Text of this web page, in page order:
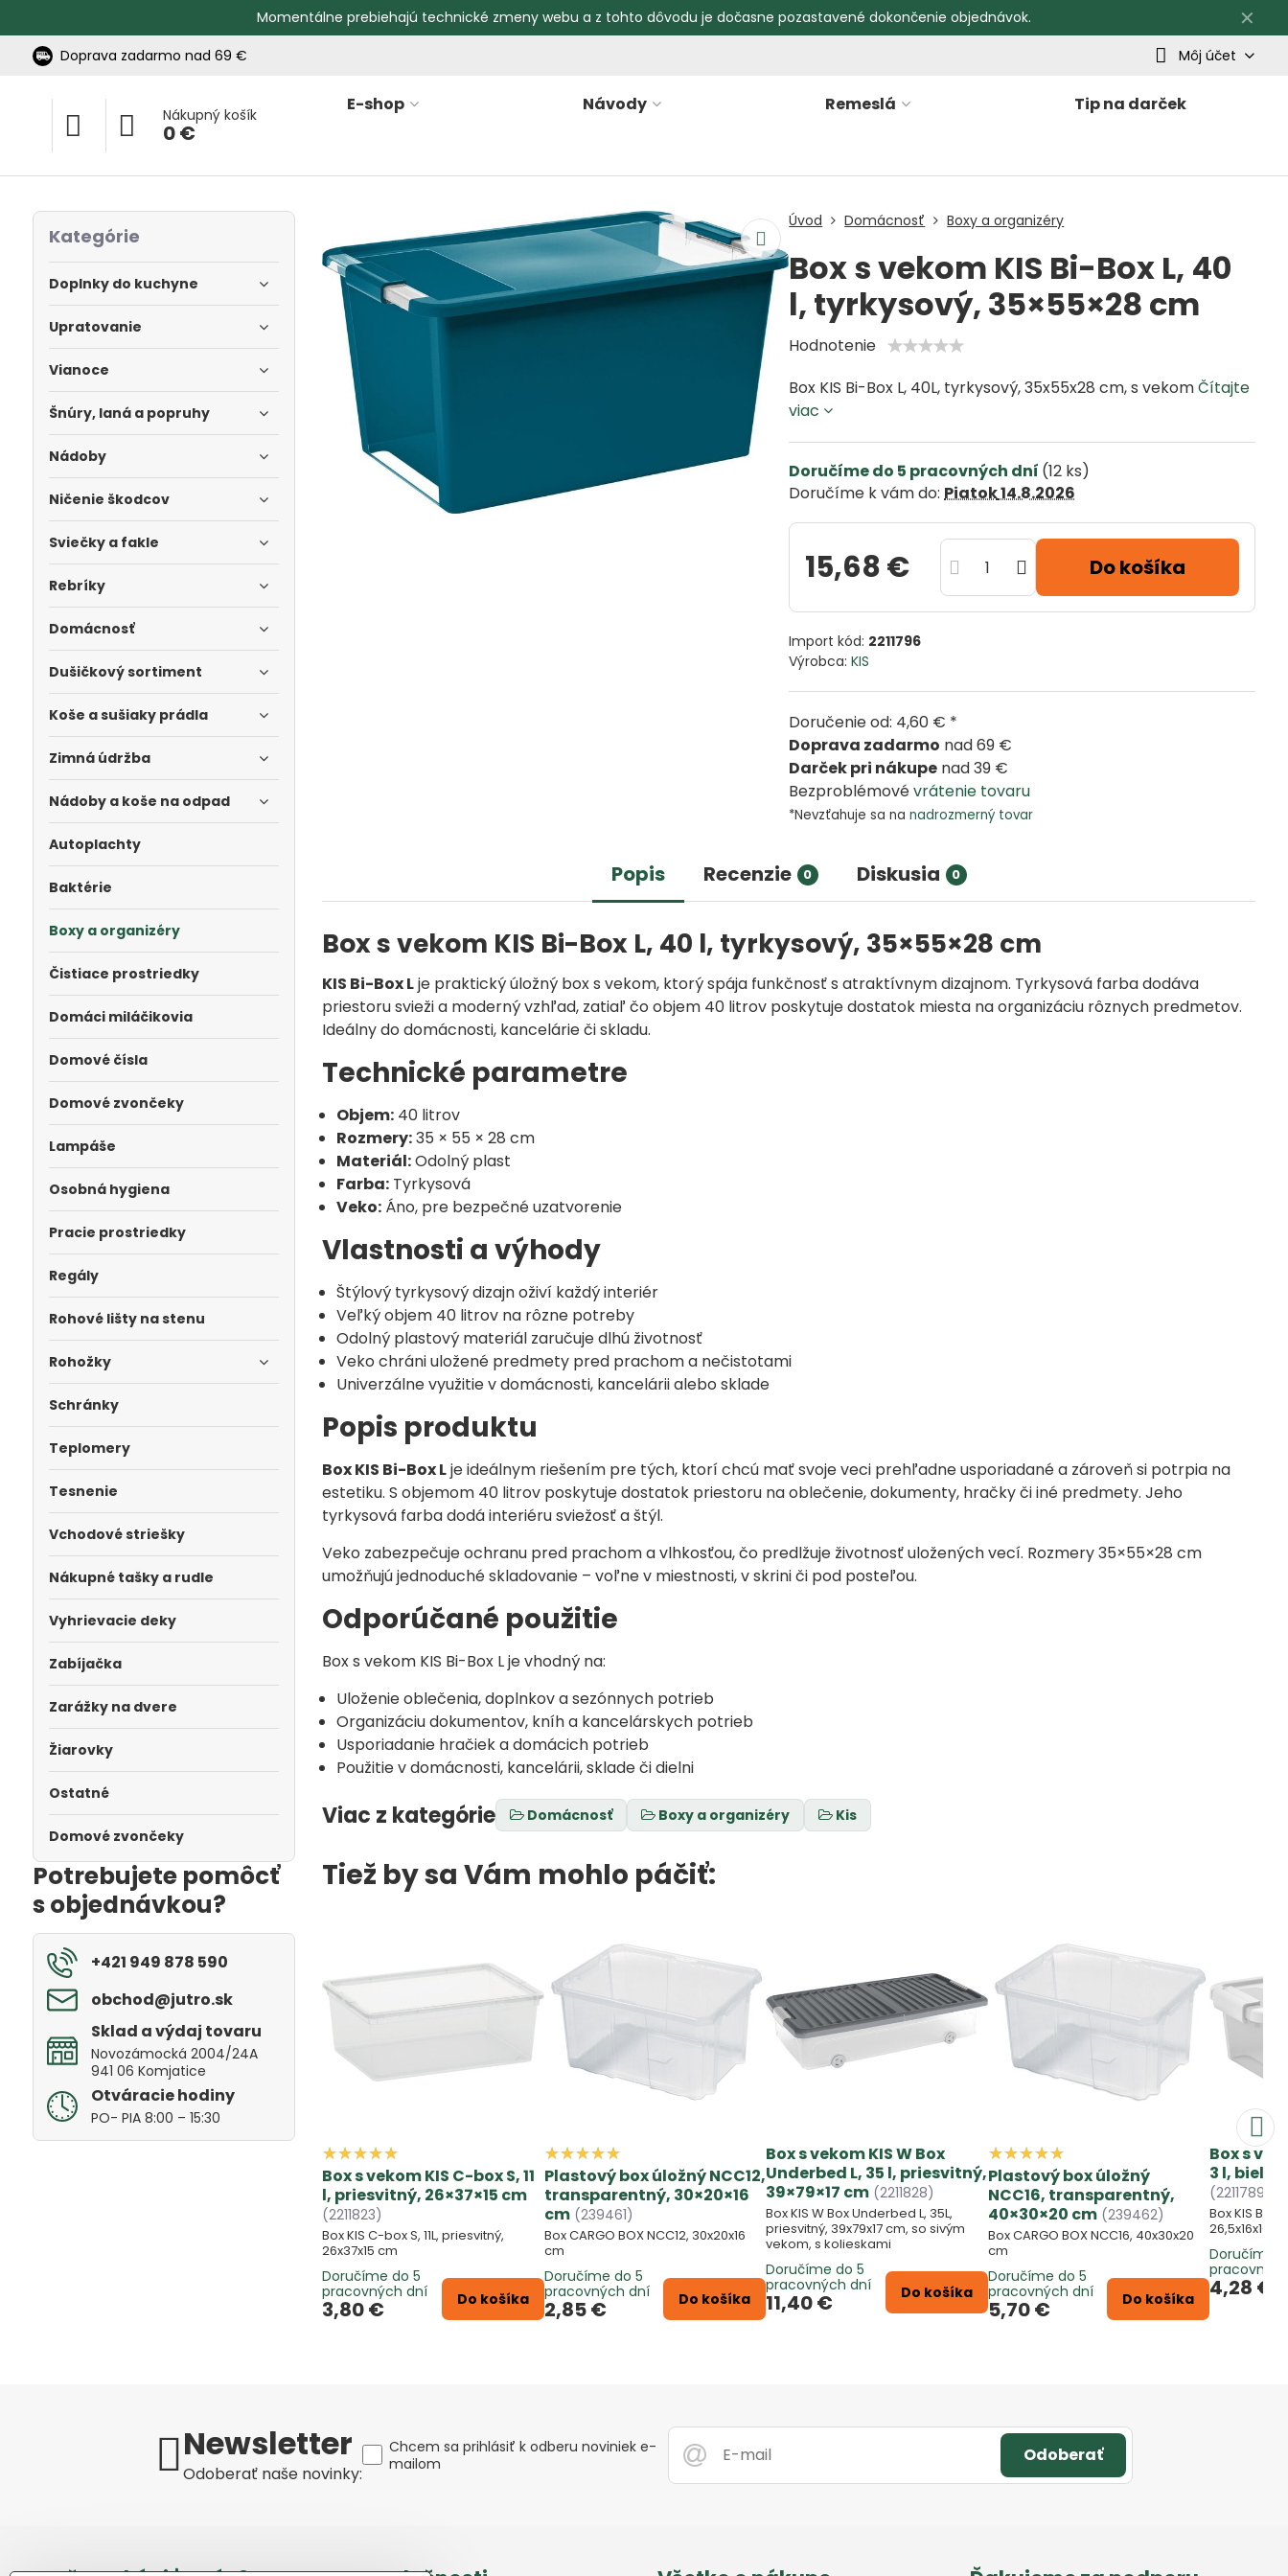
✕
Momentálne prebiehajú technické zmeny webu a z tohto dôvodu je dočasne pozastavené dokončenie objednávok.
Doprava zadarmo nad 69 €
Môj účet
Nákupný košík
0 €
E-shop Návody Remeslá Tip na darček
Úvod Domácnosť Boxy a organizéry
Box s vekom KIS Bi-Box L, 40
l, tyrkysový, 35×55×28 cm
Hodnotenie
Box KIS Bi-Box L, 40L, tyrkysový, 35x55x28 cm, s vekomČítajte
viac
Doručíme do 5 pracovných dní (12 ks)
Doručíme k vám do:Piatok14.8.2026
15,68 € Do košíka
Import kód: 2211796
Výrobca:KIS
Doručenie od: 4,60 € *
Doprava zadarmo nad 69 €
Darček pri nákupe nad 39 €
Bezproblémovévrátenie tovaru
*Nevzťahuje sa nanadrozmerný tovar
Popis Recenzie 0 Diskusia 0
Box s vekom KIS Bi-Box L, 40 l, tyrkysový, 35×55×28 cm
KIS Bi-Box Lje praktický úložný box s vekom, ktorý spája funkčnosť s atraktívnym dizajnom. Tyrkysová farba dodáva
priestoru svieži a moderný vzhľad, zatiaľ čo objem 40 litrov poskytuje dostatok miesta na organizáciu rôznych predmetov.
Ideálny do domácnosti, kancelárie či skladu.
Technické parametre
Objem: 40 litrov
Rozmery:35 × 55 × 28 cm
Materiál:Odolný plast
Farba: Tyrkysová
Veko: Áno, pre bezpečné uzatvorenie
Vlastnosti a výhody
Štýlový tyrkysový dizajn oživí každý interiér
Veľký objem 40 litrov na rôzne potreby
Odolný plastový materiál zaručuje dlhú životnosť
Veko chráni uložené predmety pred prachom a nečistotami
Univerzálne využitie v domácnosti, kancelárii alebo sklade
Popis produktu
Box KIS Bi-Box Lje ideálnym riešením pre tých, ktorí chcú mať svoje veci prehľadne usporiadané a zároveň si potrpia na
estetiku. S objemom 40 litrov poskytuje dostatok priestoru na oblečenie, dokumenty, hračky či iné predmety. Jeho
tyrkysová farba dodá interiéru sviežosť a štýl.
Veko zabezpečuje ochranu pred prachom a vlhkosťou, čo predlžuje životnosť uložených vecí. Rozmery 35×55×28 cm
umožňujú jednoduché skladovanie – voľne v miestnosti, v skrini či pod posteľou.
Odporúčané použitie
Box s vekom KIS Bi-Box L je vhodný na:
Uloženie oblečenia, doplnkov a sezónnych potrieb
Organizáciu dokumentov, kníh a kancelárskych potrieb
Usporiadanie hračiek a domácich potrieb
Použitie v domácnosti, kancelárii, sklade či dielni
Viac z kategórie Domácnosť Boxy a organizéry Kis
Tiež by sa Vám mohlo páčiť:
Box s vekom KIS C-box S, 11
l, priesvitný, 26×37×15 cm
(2211823)
Box KIS C-box S, 11L, priesvitný,
26x37x15 cm
Doručíme do 5
pracovných dní
3,80 € Do košíka
Plastový box úložný NCC12,
transparentný, 30×20×16
cm (239461)
Box CARGO BOX NCC12, 30x20x16
cm
Doručíme do 5
pracovných dní
2,85 € Do košíka
Box s vekom KIS W Box
Underbed L, 35 l, priesvitný,
39×79×17 cm (2211828)
Box KIS W Box Underbed L, 35L,
priesvitný, 39x79x17 cm, so sivým
vekom, s kolieskami
Doručíme do 5
pracovných dní
11,40 € Do košíka
Plastový box úložný
NCC16, transparentný,
40×30×20 cm (239462)
Box CARGO BOX NCC16, 40x30x20
cm
Doručíme do 5
pracovných dní
5,70 € Do košíka
Box s
3 l, biely,
(2211789)
Box KIS Bi-
26,5x16x10
Doručíme
4,28 €
Kategórie
Doplnky do kuchyne
Upratovanie
Vianoce
Šnúry, laná a popruhy
Nádoby
Ničenie škodcov
Sviečky a fakle
Rebríky
Domácnosť
Dušičkový sortiment
Koše a sušiaky prádla
Zimná údržba
Nádoby a koše na odpad
Autoplachty
Baktérie
Boxy a organizéry
Čistiace prostriedky
Domáci miláčikovia
Domové čísla
Domové zvončeky
Lampáše
Osobná hygiena
Pracie prostriedky
Regály
Rohové lišty na stenu
Rohožky
Schránky
Teplomery
Tesnenie
Vchodové striešky
Nákupné tašky a rudle
Vyhrievacie deky
Zabíjačka
Zarážky na dvere
Žiarovky
Ostatné
Domové zvončeky
Potrebujete pomôcť
s objednávkou?
+421 949 878 590
obchod​@jutro​.sk
Sklad a výdaj tovaru
Novozámocká 2004/24A
941 06 Komjatice
Otváracie hodiny
PO- PIA 8:00 – 15:30
Newsletter
Odoberať naše novinky:
Odoberať
Chcem sa prihlásiť k odberu noviniek e-
mailom